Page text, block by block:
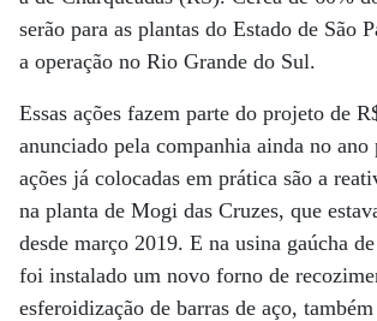
serão para as plantas do Estado de São
a operação no Rio Grande do Sul.
Essas ações fazem parte do projeto de
anunciado pela companhia ainda no ano
ações já colocadas em prática são a
na planta de Mogi das Cruzes, que
desde março 2019. E na usina gaúcha
foi instalado um novo forno de
esferoidização de barras de aço,